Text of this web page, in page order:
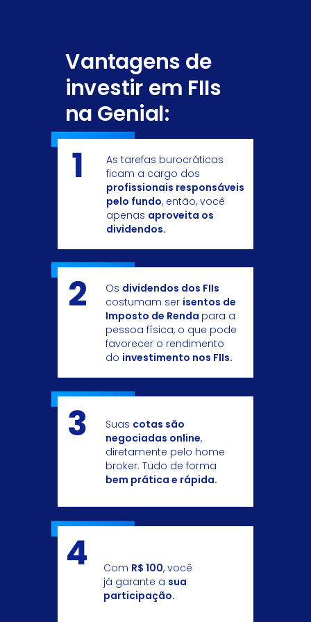
Vantagens de
investir em FIIs
na Genial:
As tarefas burocráticas
ficam a cargo dos
profissionais responsáveis
pelo fundo, então, você
apenas aproveita os
dividendos.
1
Os dividendos dos FIIs
costumam ser isentos de
Imposto de Renda para a
pessoa física, o que pode
favorecer o rendimento
do investimento nos FIIs.
2
Suas cotas são
negociadas online,
diretamente pelo home
broker. Tudo de forma
bem prática e rápida.
3
Com R$ 100, você
já garante a sua
participação.
4